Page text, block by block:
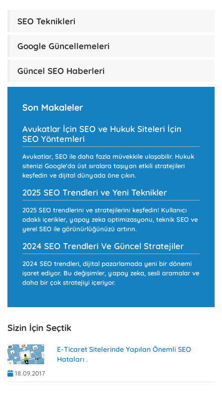
SEO Teknikleri
Google Güncellemeleri
Güncel SEO Haberleri
Son Makaleler
Avukatlar İçin SEO ve Hukuk Siteleri İçin
SEO Yöntemleri
Avukatlar, SEO ile daha fazla müvekkile ulaşabilir. Hukuk
sitenizi Google'da üst sıralara taşıyan etkili stratejileri
keşfedin ve dijital dünyada öne çıkın.
2025 SEO Trendleri ve Yeni Teknikler
2025 SEO trendlerini ve stratejilerini keşfedin! Kullanıcı
odaklı içerikler, yapay zeka optimizasyonu, teknik SEO ve
yerel SEO ile görünürlüğünüzü artırın.
2024 SEO Trendleri Ve Güncel Stratejiler
2024 SEO trendleri, dijital pazarlamada yeni bir dönemi
işaret ediyor. Bu değişimler, yapay zeka, sesli aramalar ve
daha bir çok stratejiyi içeriyor.
Sizin İçin Seçtik
18.09.2017
E-Ticaret Sitelerinde Yapılan Önemli SEO
Hataları .